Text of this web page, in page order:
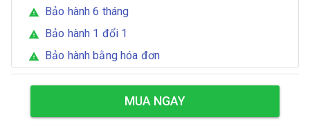
warning Bảo hành 6 tháng
warning Bảo hành 1 đổi 1
warning Bảo hành bằng hóa đơn
MUA NGAY